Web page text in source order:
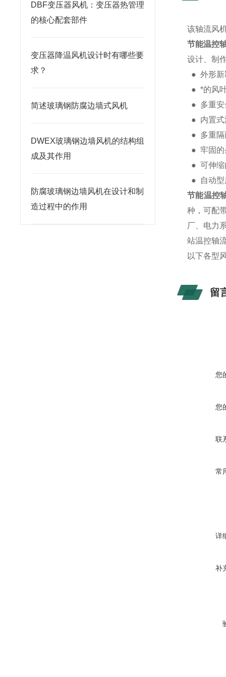
DBF变压器风机：变压器热管理
的核心配套部件
变压器降温风机设计时有哪些要
求？
简述玻璃钢防腐边墙式风机
DWEX玻璃钢边墙风机的结构组
成及其作用
防腐玻璃钢边墙风机在设计和制
造过程中的作用
该轴流风
节能温控
设计、制
● 外形新
● *的风
● 多重安
● 内置式
● 多重隔
● 牢固的
● 可伸缩
● 自动型
节能温控
种，可配
厂、电力
站温控轴
以下各型
留
您
您
联
常
详
补